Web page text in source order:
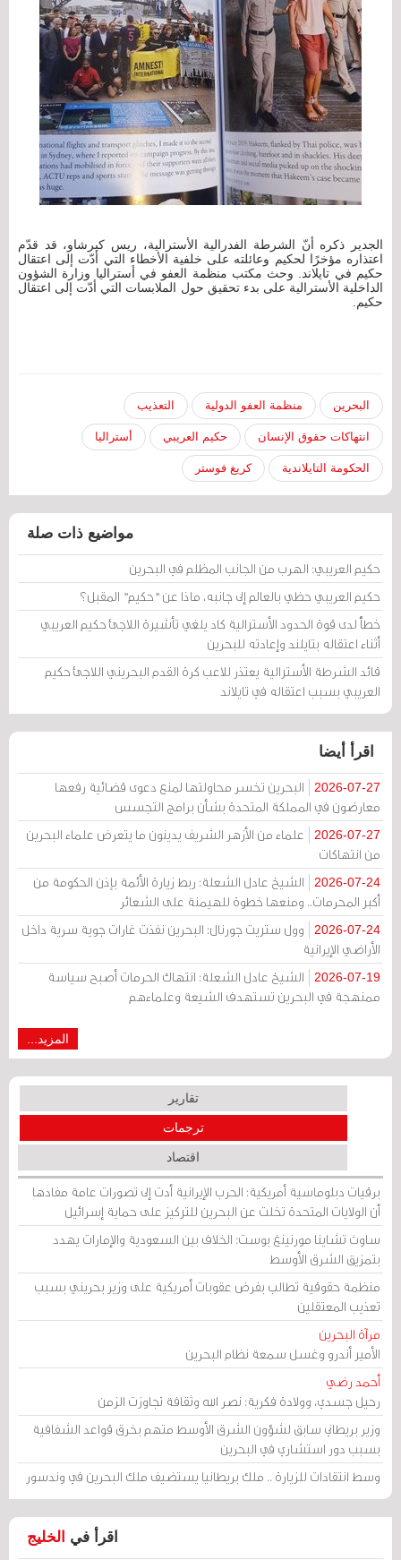
الجدير ذكره أنّ الشرطة الفدرالية الأسترالية، ريس كيرشاو، قد قدّم
اعتذاره مؤخرًا لحكيم وعائلته على خلفية الأخطاء التي أدّت إلى اعتقال
حكيم في تايلاند. وحث مكتب منظمة العفو في أستراليا وزارة الشؤون
الداخلية الأسترالية على بدء تحقيق حول الملابسات التي أدّت إلى اعتقال
حكيم.
البحرين منظمة العفو الدولية التعذيب
انتهاكات حقوق الإنسان حكيم العريبي أستراليا
الحكومة التايلاندية كريغ فوستر
مواضيع ذات صلة
حكيم العريبي: الهرب من الجانب المظلم في البحرين
حكيم العريبي حظي بالعالم إلى جانبه، ماذا عن "حكيم" المقبل؟
خطأٌ لدى قوة الحدود الأسترالية كاد يلغي تأشيرة اللاجئ حكيم العريبي
أثناء اعتقاله بتايلند وإعادته للبحرين
قائد الشرطة الأسترالية يعتذر للاعب كرة القدم البحريني اللاجئ حكيم
العريبي بسبب اعتقاله في تايلاند
اقرأ أيضا
2026-07-27
البحرين تخسر محاولتها لمنع دعوى قضائية رفعها
معارضون في المملكة المتحدة بشأن برامج التجسس
2026-07-27
علماء من الأزهر الشريف يدينون ما يتعرض علماء البحرين
من انتهاكات
2026-07-24
الشيخ عادل الشعلة: ربط زيارة الأئمة بإذن الحكومة من
أكبر المحرمات.. ومنعها خطوة للهيمنة على الشعائر
2026-07-24
وول ستريت جورنال: البحرين نفذت غارات جوية سرية داخل
الأراضي الإيرانية
2026-07-19
الشيخ عادل الشعلة: انتهاك الحرمات أصبح سياسة
ممنهجة في البحرين تستهدف الشيعة وعلماءهم
المزيد...
تقارير
ترجمات
اقتصاد
برقيات دبلوماسية أمريكية: الحرب الإيرانية أدت إلى تصورات عامة مفادها
أن الولايات المتحدة تخلت عن البحرين للتركيز على حماية إسرائيل
ساوث تشاينا مورنينغ بوست: الخلاف بين السعودية والإمارات يهدد
بتمزيق الشرق الأوسط
منظمة حقوقية تطالب بفرض عقوبات أمريكية على وزير بحريني بسبب
تعذيب المعتقلين
مرآة البحرين
الأمير أندرو وغسل سمعة نظام البحرين
أحمد رضي
رحيل جسدي، وولادة فكرية: نصر الله وثقافة تجاوزت الزمن
وزير بريطاني سابق لشؤون الشرق الأوسط متهم بخرق قواعد الشفافية
بسبب دور استشاري في البحرين
وسط انتقادات للزيارة .. ملك بريطانيا يستضيف ملك البحرين في وندسور
اقرأ في الخليج